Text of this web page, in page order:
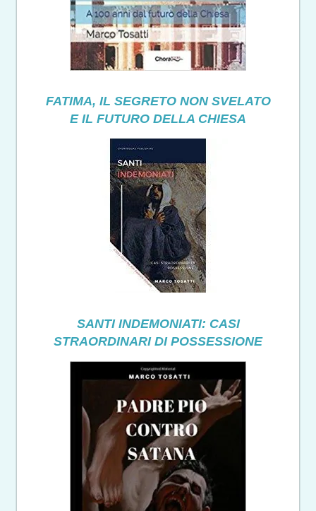
FATIMA, IL SEGRETO NON SVELATO
E IL FUTURO DELLA CHIESA
SANTI INDEMONIATI: CASI
STRAORDINARI DI POSSESSIONE